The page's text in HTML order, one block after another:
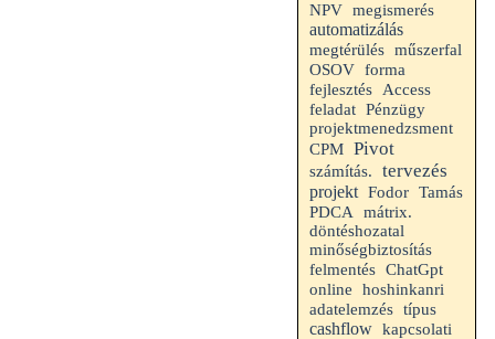
NPV megismerés
automatizálás
megtérülés műszerfal
OSOV forma
fejlesztés
Access
feladat Pénzügy
projektmenedzsment
CPM Pivot
számítás. tervezés
projekt Fodor Tamás
PDCA
mátrix.
döntéshozatal
minőségbiztosítás
felmentés ChatGpt
online
hoshinkanri
adatelemzés típus
cashflow kapcsolati